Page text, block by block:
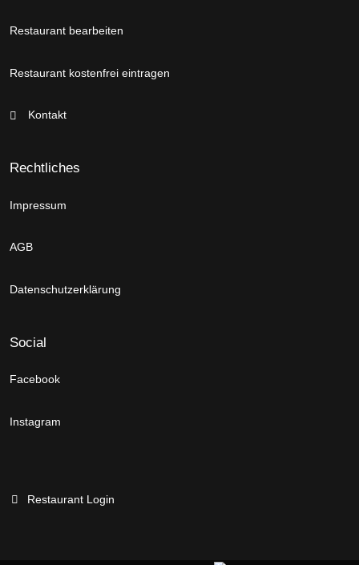
Restaurant bearbeiten
Restaurant kostenfrei eintragen
Kontakt
Rechtliches
Impressum
AGB
Datenschutzerklärung
Social
Facebook
Instagram
Restaurant Login